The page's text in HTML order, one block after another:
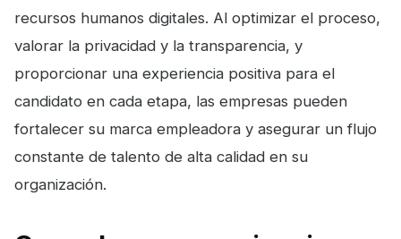
recursos humanos digitales. Al optimizar el proceso,
valorar la privacidad y la transparencia, y
proporcionar una experiencia positiva para el
candidato en cada etapa, las empresas pueden
fortalecer su marca empleadora y asegurar un flujo
constante de talento de alta calidad en su
organización.